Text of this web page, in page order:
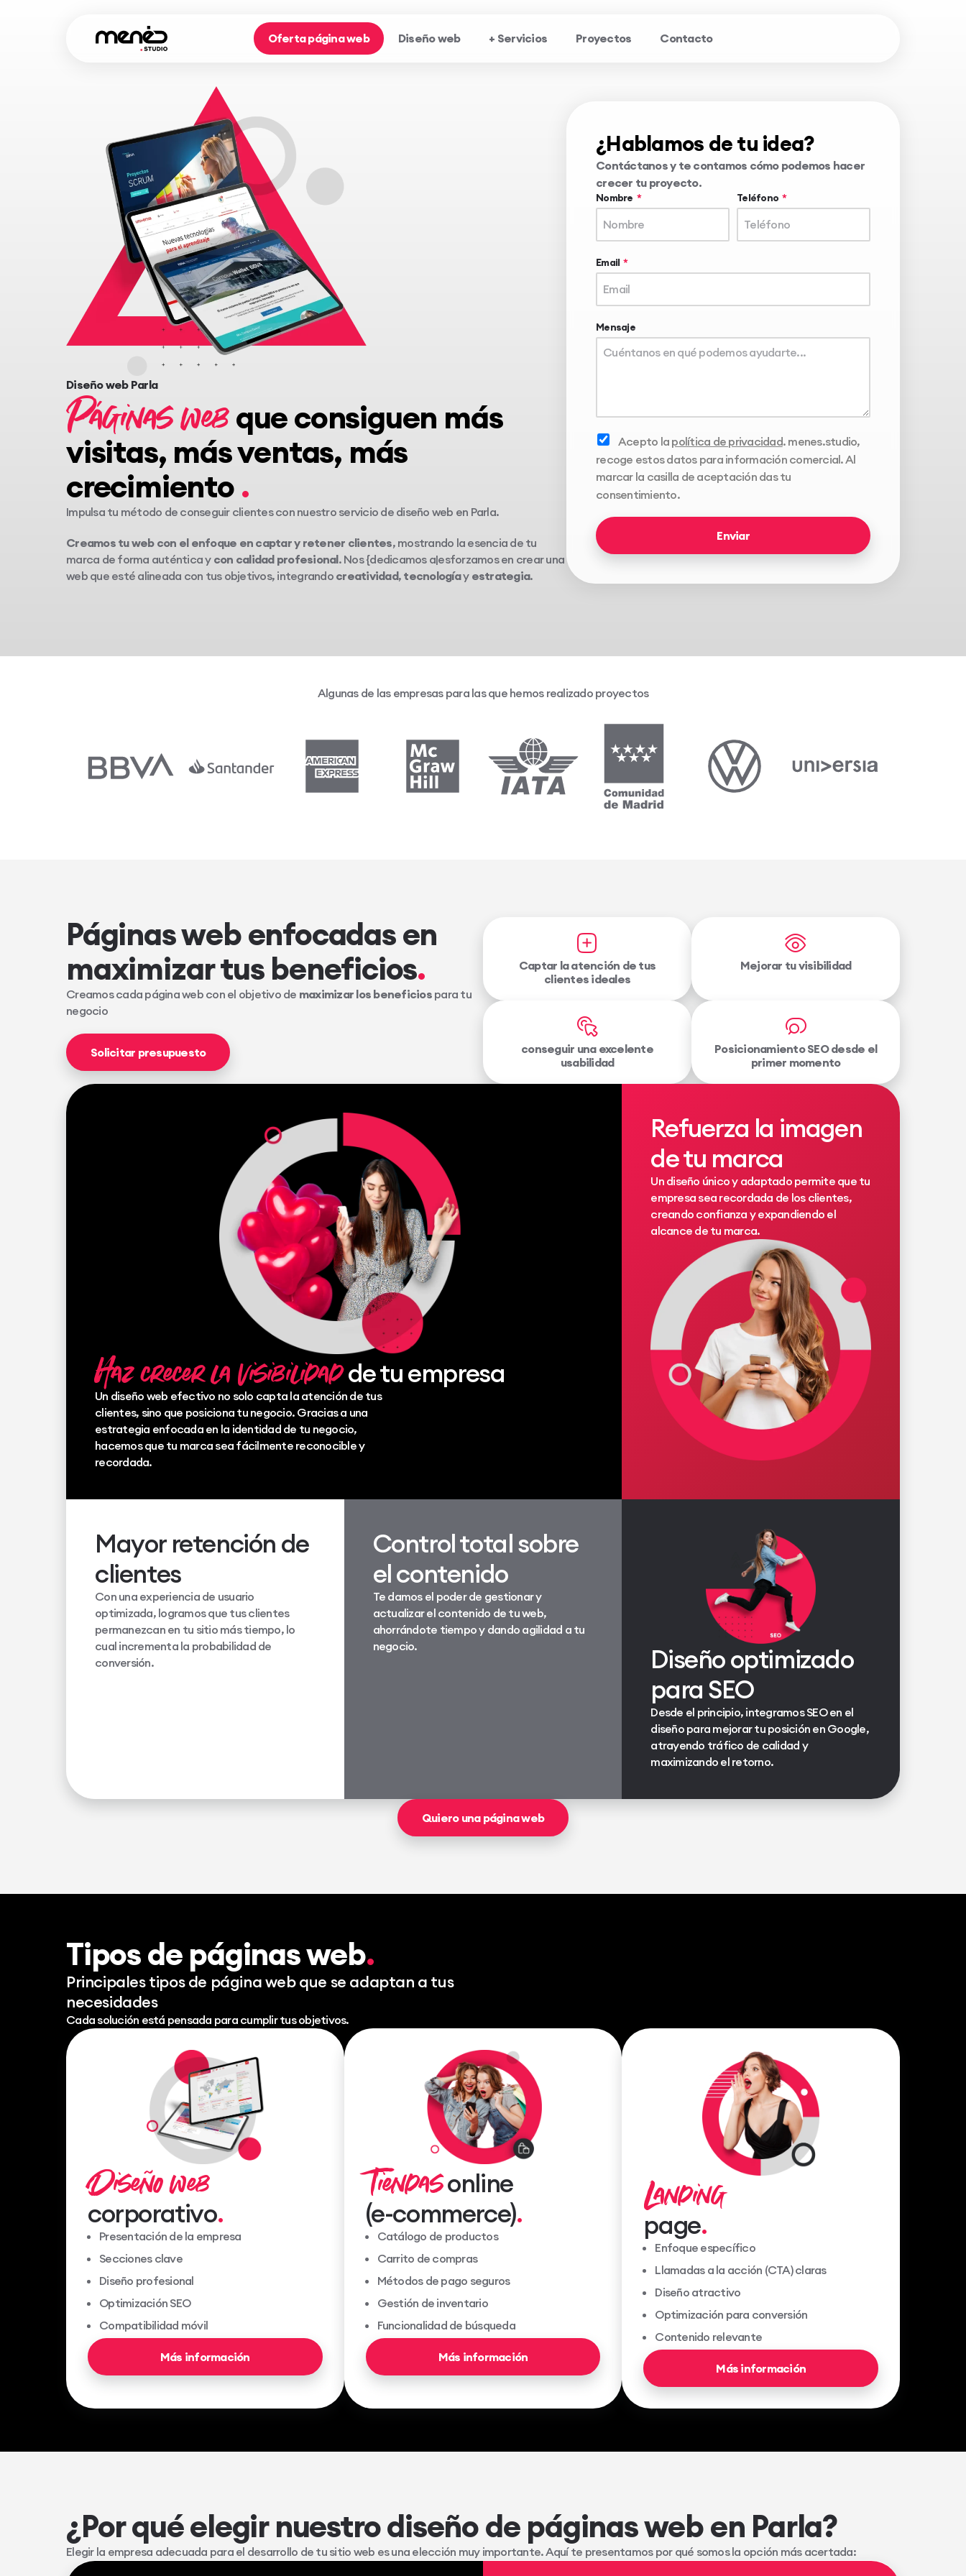
Oferta página web Diseño web + Servicios Proyectos Contacto
Diseño web Parla
Páginas webque consiguen más
visitas, más ventas, más
crecimiento
Impulsa tu método de conseguir clientes con nuestro servicio de diseño web en Parla.
Creamos tu web con el enfoque en captar y retener clientes, mostrando la esencia de tu
marca de forma auténtica y con calidad profesional. Nos {dedicamos a|esforzamos en crear una
web que esté alineada con tus objetivos, integrando creatividad, tecnologíay estrategia.
¿Hablamos de tu idea?
Contáctanos y te contamos cómo podemos hacer
crecer tu proyecto.
Nombre Teléfono
Email
Mensaje
Acepto la política de privacidad. menes.studio,
recoge estos datos para información comercial. Al
marcar la casilla de aceptación das tu
consentimiento.
Enviar
Algunas de las empresas para las que hemos realizado proyectos
Páginas web enfocadas en
maximizar tus beneficios
Creamos cada página web con el objetivo de maximizar los beneficiospara tu
negocio
Solicitar presupuesto
Captar la atención de tus
clientes ideales
Mejorar tu visibilidad
conseguir una excelente
usabilidad
Posicionamiento SEO desde el
primer momento
Haz crecer la visibilidadde tu empresa
Un diseño web efectivo no solo capta la atención de tus
clientes, sino que posiciona tu negocio. Gracias a una
estrategia enfocada en la identidad de tu negocio,
hacemos que tu marca sea fácilmente reconocible y
recordada.
Refuerza la imagen
de tu marca
Un diseño único y adaptado permite que tu
empresa sea recordada de los clientes,
creando confianza y expandiendo el
alcance de tu marca.
Mayor retención de
clientes
Con una experiencia de usuario
optimizada, logramos que tus clientes
permanezcan en tu sitio más tiempo, lo
cual incrementa la probabilidad de
conversión.
Control total sobre
el contenido
Te damos el poder de gestionar y
actualizar el contenido de tu web,
ahorrándote tiempo y dando agilidad a tu
negocio.
Diseño optimizado
para SEO
Desde el principio, integramos SEO en el
diseño para mejorar tu posición en Google,
atrayendo tráfico de calidad y
maximizando el retorno.
Quiero una página web
Tipos de páginas web
Principales tipos de página web que se adaptan a tus
necesidades
Cada solución está pensada para cumplir tus objetivos.
Diseño web
corporativo
Presentación de la empresa
Secciones clave
Diseño profesional
Optimización SEO
Compatibilidad móvil
Más información
Tiendasonline
(e-commerce)
Catálogo de productos
Carrito de compras
Métodos de pago seguros
Gestión de inventario
Funcionalidad de búsqueda
Más información
Landing
page
Enfoque específico
Llamadas a la acción (CTA) claras
Diseño atractivo
Optimización para conversión
Contenido relevante
Más información
¿Por qué elegir nuestro diseño de páginas web en Parla?
Elegir la empresa adecuada para el desarrollo de tu sitio web es una elección muy importante. Aquí te presentamos por qué somos la opción más acertada: